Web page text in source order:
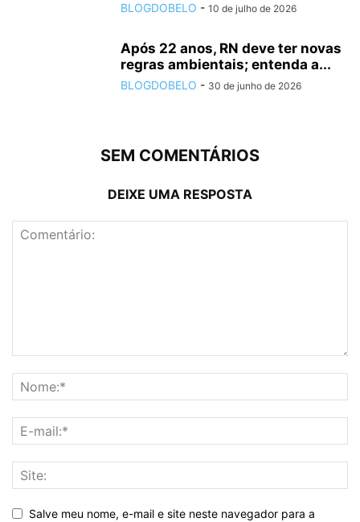
BLOGDOBELO - 10 de julho de 2026
Após 22 anos, RN deve ter novas
regras ambientais; entenda a...
BLOGDOBELO - 30 de junho de 2026
SEM COMENTÁRIOS
DEIXE UMA RESPOSTA
Salve meu nome, e-mail e site neste navegador para a